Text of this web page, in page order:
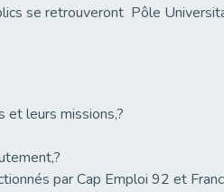
se retrouveront Pôle
leurs missions,?
par Cap Emploi 92 et